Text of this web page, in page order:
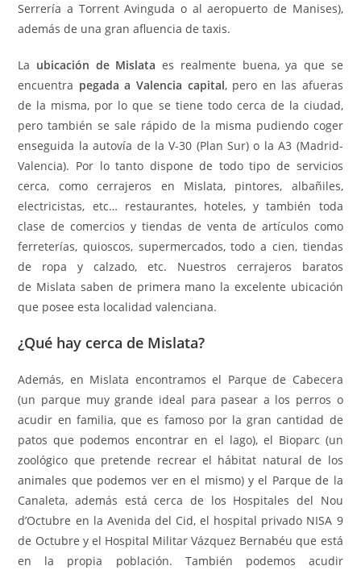
Serrería a Torrent Avinguda o al aeropuerto de Manises),
además de una gran afluencia de taxis.
La ubicación de Mislata es realmente buena, ya que se
encuentra pegada a Valencia capital, pero en las afueras
de la misma, por lo que se tiene todo cerca de la ciudad,
pero también se sale rápido de la misma pudiendo coger
enseguida la autovía de la V-30 (Plan Sur) o la A3 (Madrid-
Valencia). Por lo tanto dispone de todo tipo de servicios
cerca, como cerrajeros en Mislata, pintores, albañiles,
electricistas, etc… restaurantes, hoteles, y también toda
clase de comercios y tiendas de venta de artículos como
ferreterías, quioscos, supermercados, todo a cien, tiendas
de ropa y calzado, etc. Nuestros cerrajeros baratos
de Mislata saben de primera mano la excelente ubicación
que posee esta localidad valenciana.
¿Qué hay cerca de Mislata?
Además, en Mislata encontramos el Parque de Cabecera
(un parque muy grande ideal para pasear a los perros o
acudir en familia, que es famoso por la gran cantidad de
patos que podemos encontrar en el lago), el Bioparc (un
zoológico que pretende recrear el hábitat natural de los
animales que podemos ver en el mismo) y el Parque de la
Canaleta, además está cerca de los Hospitales del Nou
d’Octubre en la Avenida del Cid, el hospital privado NISA 9
de Octubre y el Hospital Militar Vázquez Bernabéu que está
en la propia población. También podemos acudir